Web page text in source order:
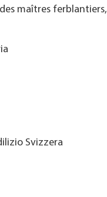
maîtres ferblantiers,
Svizzera